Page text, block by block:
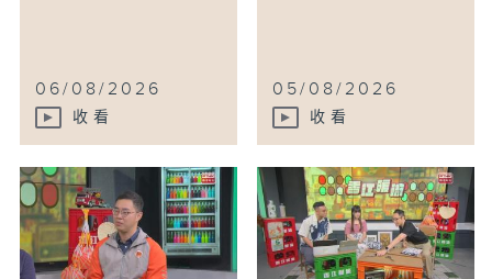
06/08/2026
收看
05/08/2026
收看